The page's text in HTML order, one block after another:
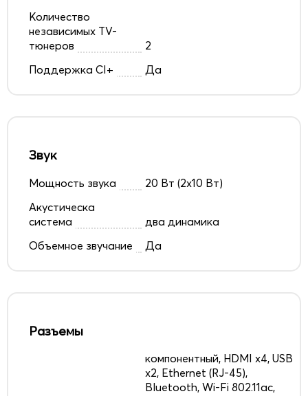
Количество
независимых TV-
тюнеров
2
Поддержка CI+
Да
Звук
Мощность звука
20 Вт (2x10 Вт)
Акустическа
система
два динамика
Объемное звучание
Да
Разъемы
компонентный, HDMI x4, USB
x2, Ethernet (RJ-45),
Bluetooth, Wi-Fi 802.11ac,